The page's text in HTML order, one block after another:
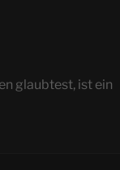
glaubtest, ist ein